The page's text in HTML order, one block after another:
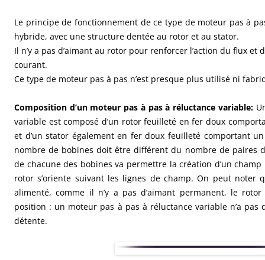
Le principe de fonctionnement de ce type de moteur pas à
hybride, avec une structure dentée au rotor et au stator.
Il n’y a pas d’aimant au rotor pour renforcer l’action du flux et
courant.
Ce type de moteur pas à pas n’est presque plus utilisé ni
Composition d’un moteur pas à pas à réluctance variable:
variable est composé d’un rotor feuilleté en fer doux
et d’un stator également en fer doux feuilleté comportant
nombre de bobines doit être différent du nombre de paires
de chacune des bobines va permettre la création d’un
rotor s’oriente suivant les lignes de champ. On peut noter
alimenté, comme il n’y a pas d’aimant permanent, le
position : un moteur pas à pas à réluctance variable n’a
détente.